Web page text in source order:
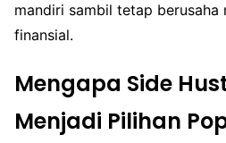
mandiri sambil tetap berusaha
finansial.
Mengapa Side
Menjadi Pilihan